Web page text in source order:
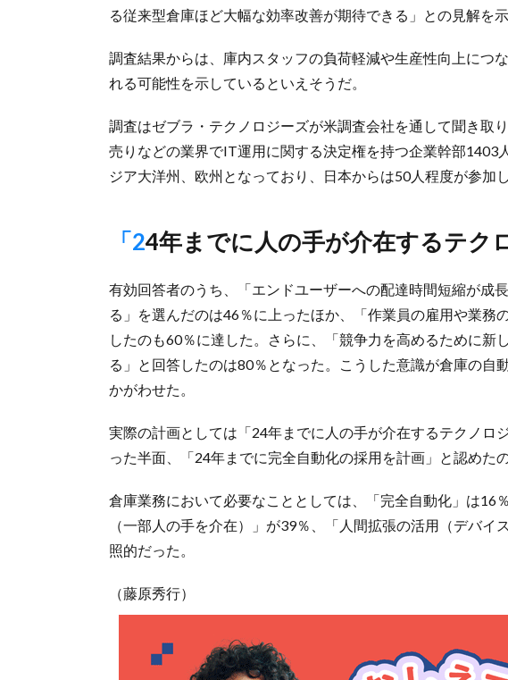
る従来型倉庫ほど大幅な効率改善が期待できる」との見解を示
調査結果からは、庫内スタッフの負荷軽減や生産性向上につ
れる可能性を示しているといえそうだ。
調査はゼブラ・テクノロジーズが米調査会社を通して聞き取
売りなどの業界でIT運用に関する決定権を持つ企業幹部1403
ジア大洋州、欧州となっており、日本からは50人程度が参加し
「24年までに人の手が介在するテ
有効回答者のうち、「エンドユーザーへの配達時間短縮が成
る」を選んだのは46％に上ったほか、「作業員の雇用や業務
したのも60％に達した。さらに、「競争力を高めるために新
る」と回答したのは80％となった。こうした意識が倉庫の自
かがわせた。
実際の計画としては「24年までに人の手が介在するテクノロ
った半面、「24年までに完全自動化の採用を計画」と認めた
倉庫業務において必要なこととしては、「完全自動化」は16
（一部人の手を介在）」が39％、「人間拡張の活用（デバ
照的だった。
（藤原秀行）